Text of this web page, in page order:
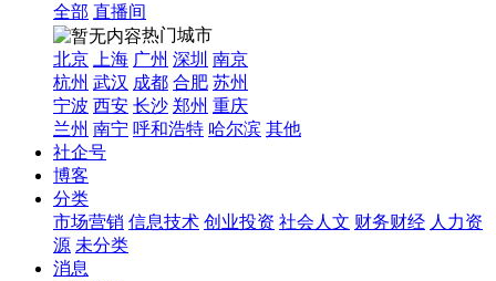
全部 直播间
热门城市
北京
上海 广州 深圳 南京
杭州 武汉 成都 合肥 苏州
宁波 西安 长沙 郑州 重庆
兰州 南宁 呼和浩特 哈尔滨 其他
社企号
博客
分类
市场营销 信息技术 创业投资 社会人文 财务财经 人力资
源 未分类
消息